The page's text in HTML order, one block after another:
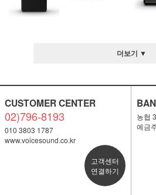
더보기 ▼
CUSTOMER CENTER
02)796-8193
010 3803 1787
www.voicesound.co.kr
고객센터
연결하기
농협
예금